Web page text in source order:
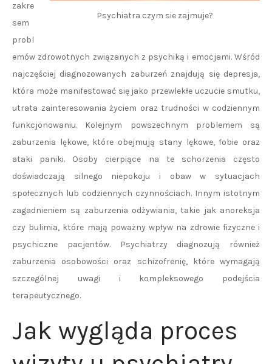
Psychiatra czym sie zajmuje?
zakre
sem
probl
emów zdrowotnych związanych z psychiką i emocjami. Wśród
najczęściej diagnozowanych zaburzeń znajdują się depresja,
która może manifestować się jako przewlekłe uczucie smutku,
utrata zainteresowania życiem oraz trudności w codziennym
funkcjonowaniu. Kolejnym powszechnym problemem są
zaburzenia lękowe, które obejmują stany lękowe, fobie oraz
ataki paniki. Osoby cierpiące na te schorzenia często
doświadczają silnego niepokoju i obaw w sytuacjach
społecznych lub codziennych czynnościach. Innym istotnym
zagadnieniem są zaburzenia odżywiania, takie jak anoreksja
czy bulimia, które mają poważny wpływ na zdrowie fizyczne i
psychiczne pacjentów. Psychiatrzy diagnozują również
zaburzenia osobowości oraz schizofrenię, które wymagają
szczególnej uwagi i kompleksowego podejścia
terapeutycznego.
Jak wygląda proces